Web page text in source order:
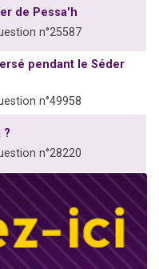
de Pessa'h
n°25587
pendant le Séder
n°49958
?
n°28220